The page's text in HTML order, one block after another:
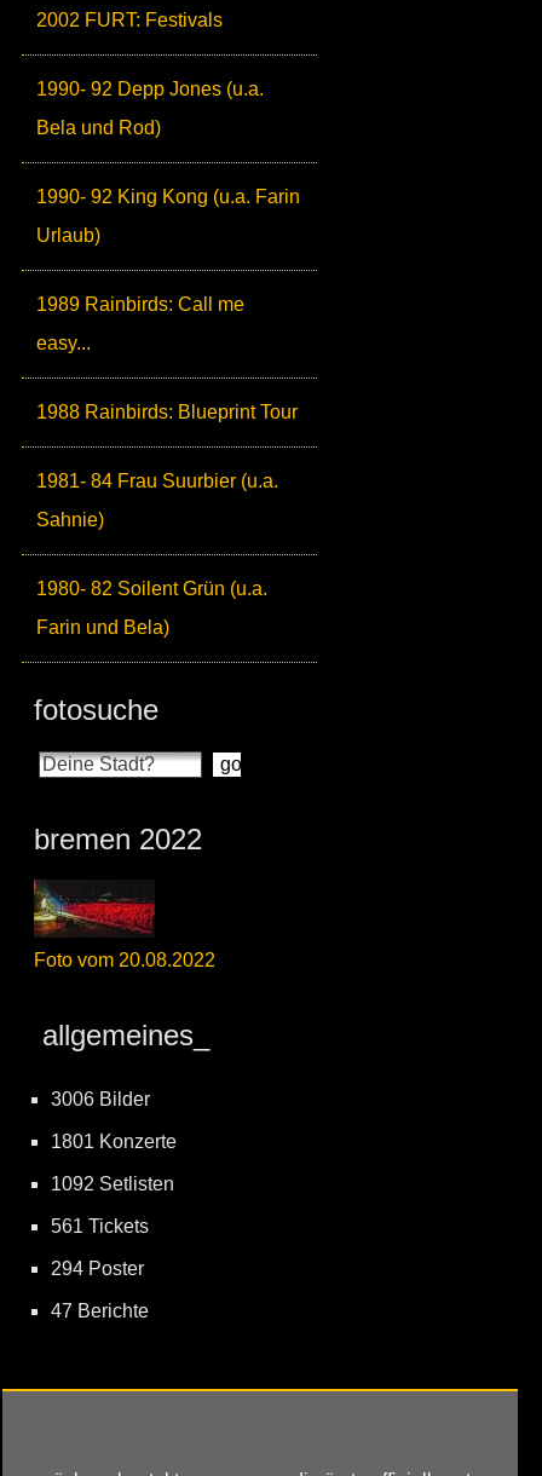
2002 FURT: Festivals
1990- 92 Depp Jones (u.a.
Bela und Rod)
1990- 92 King Kong (u.a. Farin
Urlaub)
1989 Rainbirds: Call me
easy...
1988 Rainbirds: Blueprint Tour
1981- 84 Frau Suurbier (u.a.
Sahnie)
1980- 82 Soilent Grün (u.a.
Farin und Bela)
fotosuche
bremen 2022
Foto vom 20.08.2022
allgemeines_
3006 Bilder
1801 Konzerte
1092 Setlisten
561 Tickets
294 Poster
47 Berichte